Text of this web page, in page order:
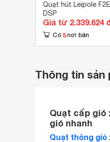
Quạt hút Leipole
DSP
Giá từ 2.339.624
Có 5 nơi bán
Thông tin sản
Quạt cấp gió
gió nhanh
Quạt thông gió